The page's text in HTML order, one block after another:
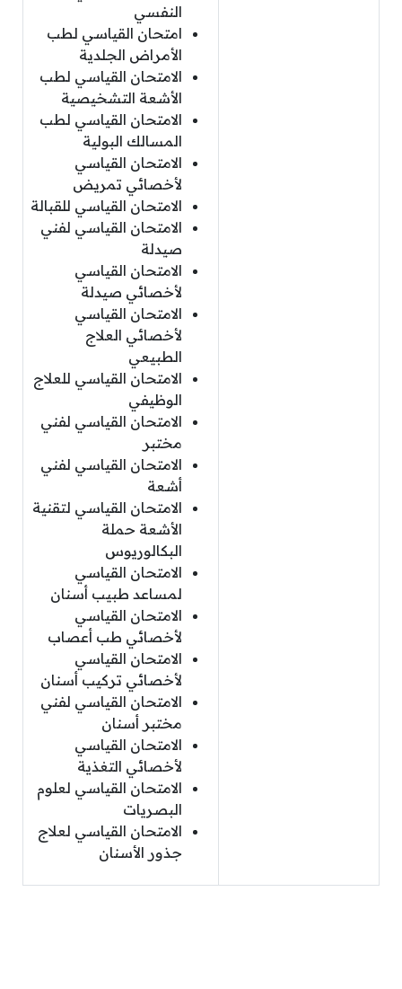
النفسي
امتحان القياسي لطب
الأمراض الجلدية
الامتحان القياسي لطب
الأشعة التشخيصية
الامتحان القياسي لطب
المسالك البولية
الامتحان القياسي
لأخصائي تمريض
الامتحان القياسي للقبالة
الامتحان القياسي لفني
صيدلة
الامتحان القياسي
لأخصائي صيدلة
الامتحان القياسي
لأخصائي العلاج
الطبيعي
الامتحان القياسي للعلاج
الوظيفي
الامتحان القياسي لفني
مختبر
الامتحان القياسي لفني
أشعة
الامتحان القياسي لتقنية
الأشعة حملة
البكالوريوس
الامتحان القياسي
لمساعد طبيب أسنان
الامتحان القياسي
لأخصائي طب أعصاب
الامتحان القياسي
لأخصائي تركيب أسنان
الامتحان القياسي لفني
مختبر أسنان
الامتحان القياسي
لأخصائي التغذية
الامتحان القياسي لعلوم
البصريات
الامتحان القياسي لعلاج
جذور الأسنان